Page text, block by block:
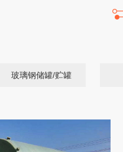
玻璃钢储罐/贮罐